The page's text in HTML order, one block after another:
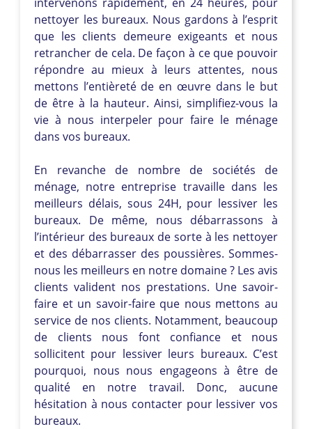
nettoyer les bureaux. Nous gardons à l’esprit
que les clients demeure exigeants et nous
retrancher de cela. De façon à ce que pouvoir
répondre au mieux à leurs attentes, nous
mettons l’entièreté de en œuvre dans le but
de être à la hauteur. Ainsi, simplifiez-vous la
vie à nous interpeler pour faire le ménage
dans vos bureaux.
En revanche de nombre de sociétés de
ménage, notre entreprise travaille dans les
meilleurs délais, sous 24H, pour lessiver les
bureaux. De même, nous débarrassons à
l’intérieur des bureaux de sorte à les nettoyer
et des débarrasser des poussières. Sommes-
nous les meilleurs en notre domaine ? Les avis
clients valident nos prestations. Une savoir-
faire et un savoir-faire que nous mettons au
service de nos clients. Notamment, beaucoup
de clients nous font confiance et nous
sollicitent pour lessiver leurs bureaux. C’est
pourquoi, nous nous engageons à être de
qualité en notre travail. Donc, aucune
hésitation à nous contacter pour lessiver vos
bureaux.